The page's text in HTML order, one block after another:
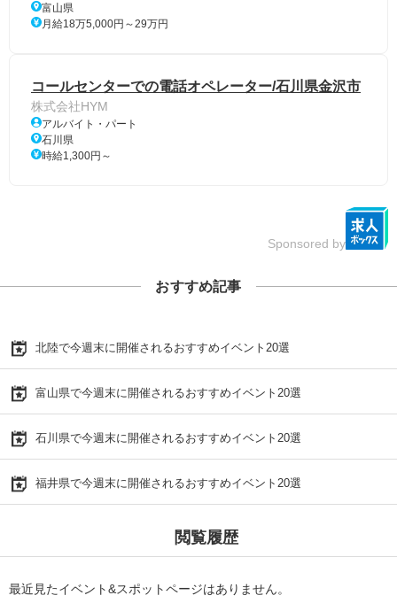
富山県
月給18万5,000円～29万円
コールセンターでの電話オペレーター/石川県金沢市
株式会社HYM
アルバイト・パート
石川県
時給1,300円～
Sponsored by
おすすめ記事
北陸で今週末に開催されるおすすめイベント20選
富山県で今週末に開催されるおすすめイベント20選
石川県で今週末に開催されるおすすめイベント20選
福井県で今週末に開催されるおすすめイベント20選
閲覧履歴
最近見たイベント&スポットページはありません。